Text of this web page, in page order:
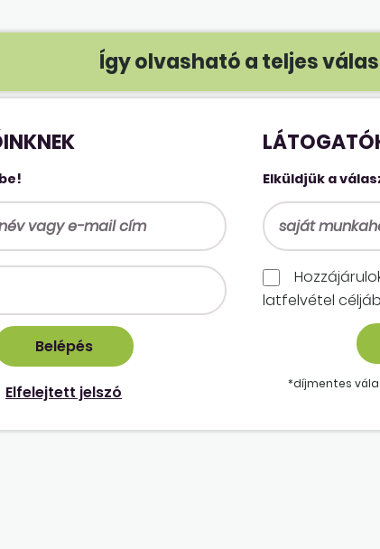
Így olvasható a teljes
Elfelejtett jelszó
Elküldjük a
lat­felvétel
*díjmentes